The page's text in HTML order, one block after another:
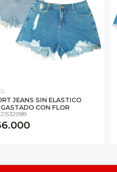
JEANS SIN ELASTICO
CON FLOR